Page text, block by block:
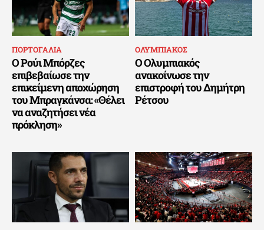
ΠΟΡΤΟΓΑΛΙΑ
Ο Ρούι Μπόρζες
επιβεβαίωσε την
επικείμενη αποχώρηση
του Μπραγκάνσα: «Θέλει
να αναζητήσει νέα
πρόκληση»
ΟΛΥΜΠΙΑΚΟΣ
Ο Ολυμπιακός
ανακοίνωσε την
επιστροφή του Δημήτρη
Ρέτσου